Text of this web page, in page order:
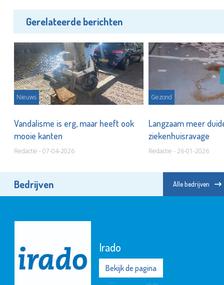
Gerelateerde berichten
Nieuws
Vandalisme is erg, maar heeft ook
mooie kanten
Redactie - 07-04-2026
Gezond
Langzaam meer
ziekenhuisravage
Redactie - 26-01-2026
Bedrijven Alle bedrijven
Irado
Bekijk de pagina